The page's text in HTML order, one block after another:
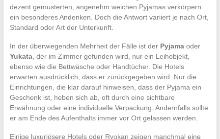
dezent gemusterten, angenehm weichen Pyjamas verkörpern
ein besonderes Andenken. Doch die Antwort variiert je nach Ort,
Standard oder Art der Unterkunft.
In der überwiegenden Mehrheit der Fälle ist der Pyjamaoder
Yukata, der im Zimmer gefunden wird, nur ein Leihobjekt,
ebenso wie die Bettwäsche oder Handtücher. Die Hotels
erwarten ausdrücklich, dass er zurückgegeben wird. Nur die
Einrichtungen, die klar darauf hinweisen, dass der Pyjama ein
Geschenk ist, heben sich ab, oft durch eine sichtbare
Erwähnung oder eine individuelle Verpackung. Andernfalls sollte
er am Ende des Aufenthalts immer vor Ort gelassen werden.
Einige luxuriösere Hotels oder Ryokan zeigen manchmal eine